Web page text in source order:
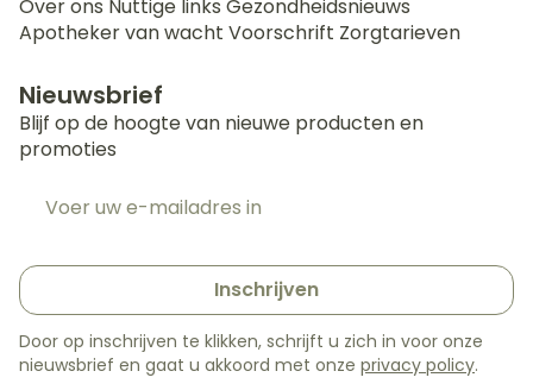
Over ons Nuttige links Gezondheidsnieuws
Apotheker van wacht Voorschrift Zorgtarieven
Nieuwsbrief
Blijf op de hoogte van nieuwe producten en
promoties
Inschrijven
Door op inschrijven te klikken, schrijft u zich in voor onze
nieuwsbrief en gaat u akkoord met onze privacy policy.